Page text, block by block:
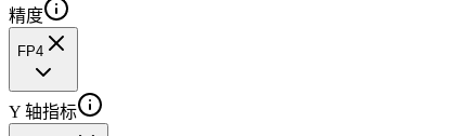
精度
FP4
Y 轴指标